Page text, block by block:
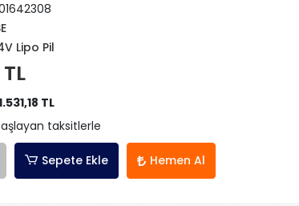
Lipo Pil
TL
taksitlerle
Sepete Ekle Hemen Al